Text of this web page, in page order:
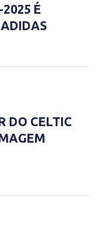
É
DO CELTIC